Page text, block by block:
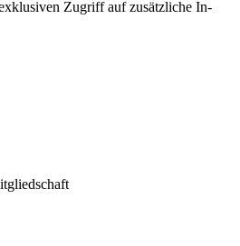
Zugriff auf zusätzliche In-